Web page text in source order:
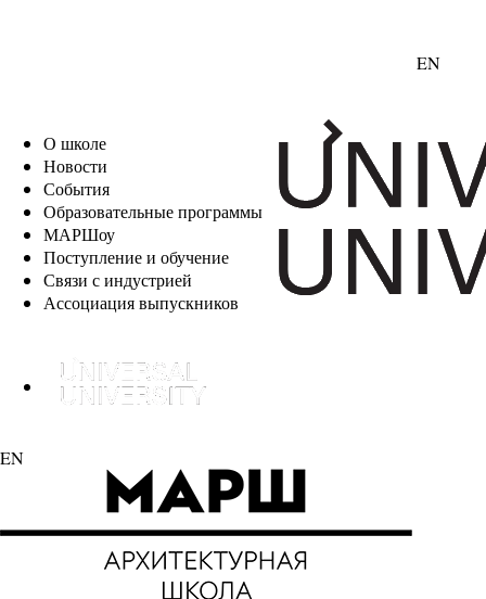
EN
О школе
Новости
События
Образовательные программы
МАРШоу
Поступление и обучение
Связи с индустрией
Ассоциация выпускников
EN